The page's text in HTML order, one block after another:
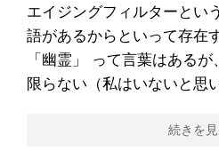
エイジングフィルターとい
語があるからといって存在
「幽霊」 って言葉はある
限らない（私はいないと思
続きを見